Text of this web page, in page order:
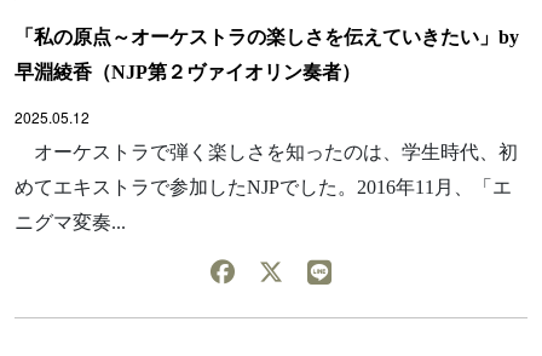
「私の原点～オーケストラの楽しさを伝えていきたい」by
早淵綾香（NJP第２ヴァイオリン奏者）
2025.05.12
オーケストラで弾く楽しさを知ったのは、学生時代、初
めてエキストラで参加したNJPでした。2016年11月、「エ
ニグマ変奏...